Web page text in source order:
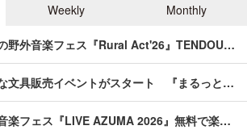
Weekly Monthly
野外音楽フェス『Rural Act'26』TENDOU…
文具販売イベントがスタート 『まるっと…
楽フェス『LIVE AZUMA 2026』無料で楽…